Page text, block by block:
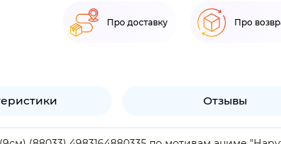
Про доставку Про
Отзывы